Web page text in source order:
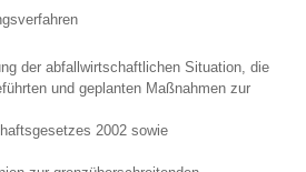
der abfallwirtschaftlichen Situation, die
und geplanten Maßnahmen zur
2002 sowie